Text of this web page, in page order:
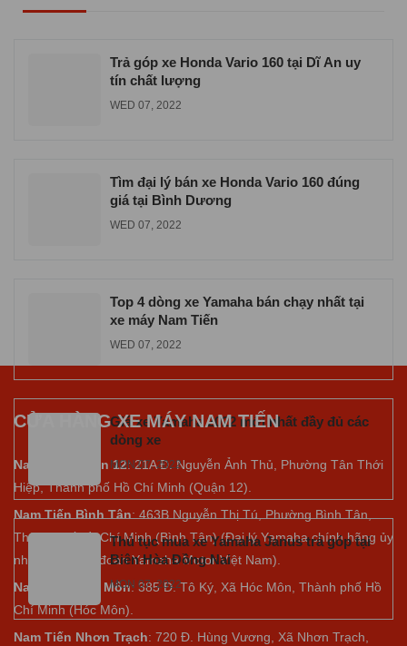
Trả góp xe Honda Vario 160 tại Dĩ An uy
tín chất lượng
WED 07, 2022
Tìm đại lý bán xe Honda Vario 160 đúng
giá tại Bình Dương
WED 07, 2022
Top 4 dòng xe Yamaha bán chạy nhất tại
xe máy Nam Tiến
WED 07, 2022
Giá xe Yamaha 2022 mới nhất đầy đủ các
dòng xe
MON 07, 2022
Thủ tục mua xe Yamaha Janus trả góp tại
Biên Hòa Đồng Nai
MON 07, 2022
CỬA HÀNG XE MÁY NAM TIẾN
Nam Tiến Quận 12: 21A Đ. Nguyễn Ảnh Thủ, Phường Tân Thới
Hiệp, Thành phố Hồ Chí Minh (Quận 12).
Nam Tiến Bình Tân: 463B Nguyễn Thị Tú, Phường Bình Tân,
Thành phố Hồ Chí Minh (Bình Tân) (Đại lý Yamaha chính hãng ủy
nhiệm của tập đoàn Yamaha Motor Việt Nam).
Nam Tiến Hóc Môn: 385 Đ. Tô Ký, Xã Hóc Môn, Thành phố Hồ
Chí Minh (Hóc Môn).
Nam Tiến Nhơn Trạch: 720 Đ. Hùng Vương, Xã Nhơn Trạch,